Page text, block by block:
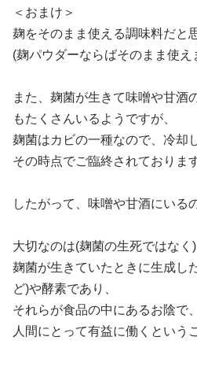
＜おまけ＞
麹をそのまま使える調味料だと
(麹パウダーならばそのまま使え
また、麹菌が生きて味噌や甘酒
もたくさんいるようですが、
麹菌はカビの一種なので、冷却
その時点でご臨終されております
したがって、味噌や甘酒にいる
大切なのは(麹菌の生死ではなく)
麹菌が生きていたときに生成し
ど)や酵素であり、
それらが食品の中にあるお陰で、
人間にとって有益に働くという